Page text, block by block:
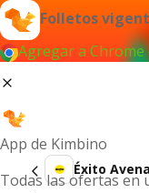
Folletos
Agregar a Chrome
App de Kimbino
Todas las ofertas en
Éxito Avena